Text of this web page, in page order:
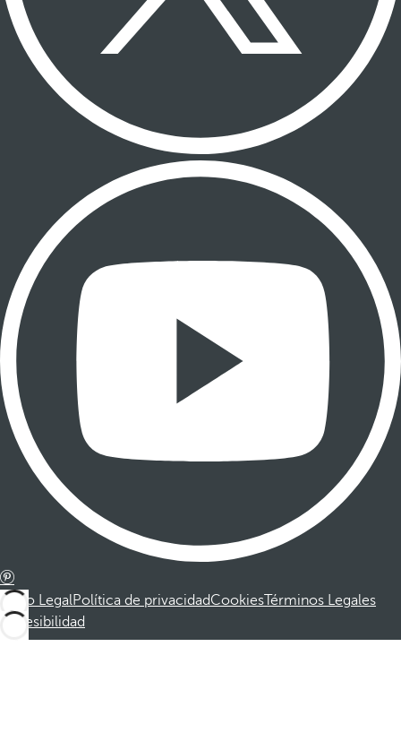
Aviso LegalPolítica de privacidadCookiesTérminos Legales
Accesibilidad